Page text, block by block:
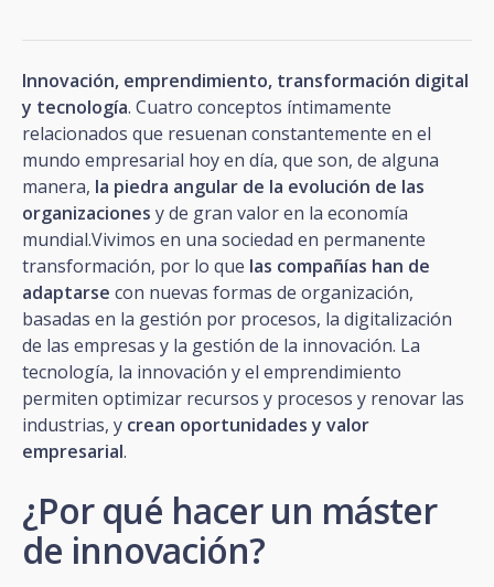
Innovación, emprendimiento, transformación digital
y tecnología. Cuatro conceptos íntimamente
relacionados que resuenan constantemente en el
mundo empresarial hoy en día, que son, de alguna
manera, la piedra angular de la evolución de las
organizaciones y de gran valor en la economía
mundial.Vivimos en una sociedad en permanente
transformación, por lo que las compañías han de
adaptarse con nuevas formas de organización,
basadas en la gestión por procesos, la digitalización
de las empresas y la gestión de la innovación. La
tecnología, la innovación y el emprendimiento
permiten optimizar recursos y procesos y renovar las
industrias, y crean oportunidades y valor
empresarial.
¿Por qué hacer un máster
de innovación?